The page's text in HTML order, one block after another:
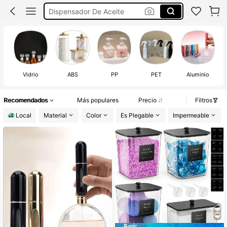
Tarros De Miel
Atomizador De Perfume
Vidrio ABS PP PET Aluminio
Recomendados Más populares Precio
Filtros
Local
Material Color Es Plegable Impermeable